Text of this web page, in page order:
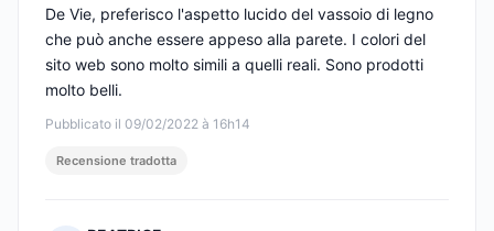
Pubblicato il 09/02/2022 à 16h14
De Vie, preferisco l'aspetto lucido del vassoio di legno
che può anche essere appeso alla parete. I colori del
sito web sono molto simili a quelli reali. Sono prodotti
molto belli.
Recensione tradotta